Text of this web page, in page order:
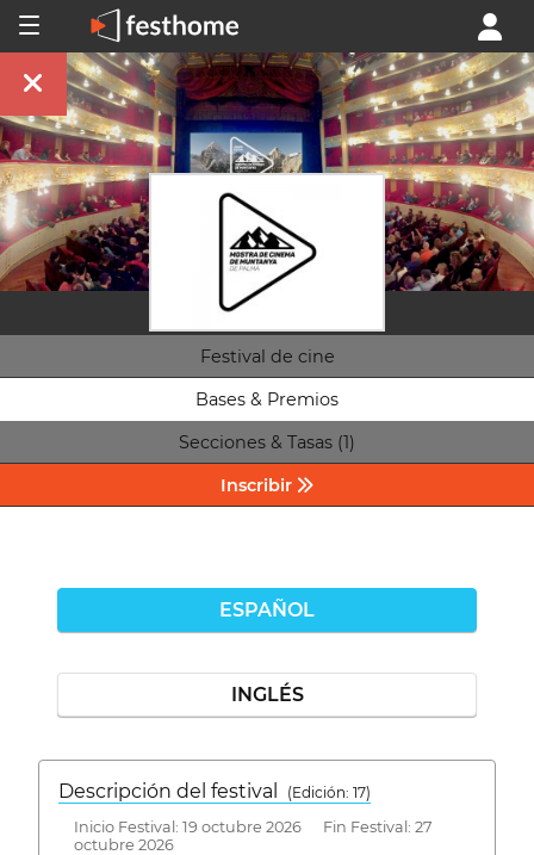
Festival de cine
Bases & Premios
Secciones & Tasas (1)
Inscribir
ESPAÑOL
INGLÉS
Descripción del festival
( Edición: 17)
Inicio Festival: 19 octubre 2026 Fin Festival: 27
octubre 2026